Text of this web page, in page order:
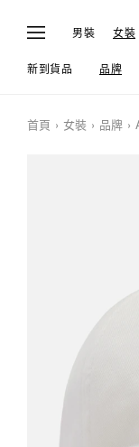
男裝 女裝
新到貨品 品牌
首頁 女裝 品牌